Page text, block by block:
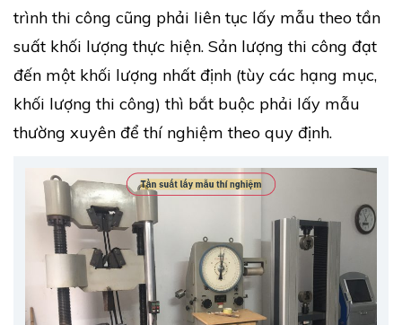
trình thi công cũng phải liên tục lấy mẫu theo tần
suất khối lượng thực hiện. Sản lượng thi công đạt
đến một khối lượng nhất định (tùy các hạng mục,
khối lượng thi công) thì bắt buộc phải lấy mẫu
thường xuyên để thí nghiệm theo quy định.